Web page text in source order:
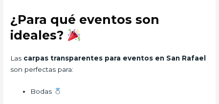
¿Para qué eventos son
ideales?
Las carpas transparentes para eventos en San Rafael
son perfectas para:
Bodas